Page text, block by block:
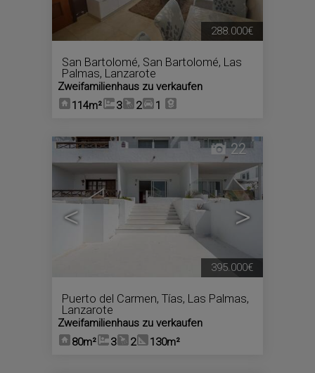
San Bartolomé, San Bartolomé, Las
Palmas, Lanzarote
Zweifamilienhaus zu verkaufen
114m²
3 2 1
288.000€
< >
22
Puerto del Carmen, Tías, Las Palmas,
Lanzarote
Zweifamilienhaus zu verkaufen
80m²
3 2 130m²
395.000€